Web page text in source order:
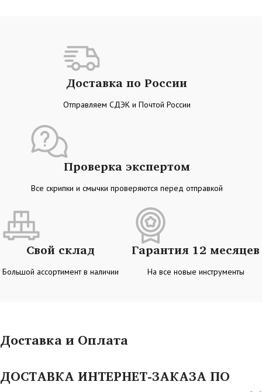
Доставка по России
Отправляем СДЭК и Почтой России
Проверка экспертом
Все скрипки и смычки проверяются перед отправкой
Свой склад
Большой ассортимент в наличии
Гарантия 12 месяцев
На все новые инструменты
Доставка и Оплата
ДОСТАВКА ИНТЕРНЕТ-ЗАКАЗА ПО